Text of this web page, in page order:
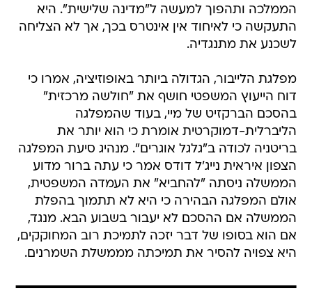
הממלכה ותהפוך למעשה ל"מדינה שלישית". היא
התעקשה כי לאיחוד אין אינטרס בכך, אך לא הצליחה
לשכנע את מתנגדיה.
מפלגת הלייבור, הגדולה ביותר באופוזיציה, אמרו כי
דוח הייעוץ המשפטי חושף את "חולשה מרכזית"
בהסכם הברקזיט של מיי, בעוד שהמפלגה
הליברלית-דמוקרטית אומרת כי הוא יותר את
בריטניה לכודה ב"גלגל אוגרים". מנהיג סיעת המפלגה
הצפון איראית נייג'ל דודס אמר כי עתה ברור מדוע
הממשלה ניסתה "להחביא" את העמדה המשפטית,
אולם המפלגה הבהירה כי היא לא תתמוך בהפלת
הממשלה אם ההסכם לא יעבור בשבוע הבא. מנגד,
אם הוא בסופו של דבר יזכה לתמיכת רוב המחוקקים,
היא צפויה להסיר את תמיכתה מממשלת השמרנים.